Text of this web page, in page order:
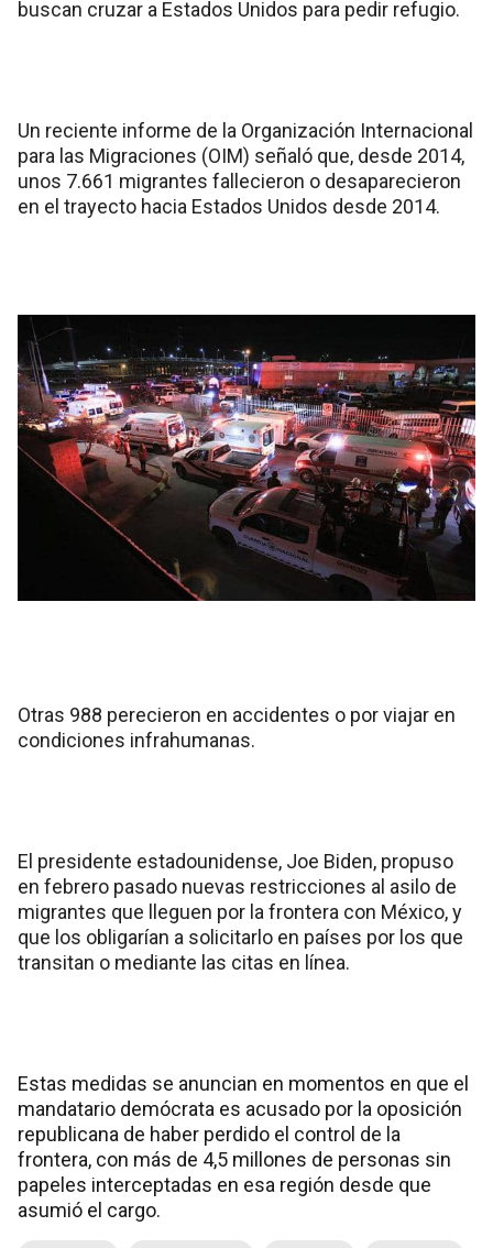
buscan cruzar a Estados Unidos para pedir refugio.
Un reciente informe de la Organización Internacional
para las Migraciones (OIM) señaló que, desde 2014,
unos 7.661 migrantes fallecieron o desaparecieron
en el trayecto hacia Estados Unidos desde 2014.
Otras 988 perecieron en accidentes o por viajar en
condiciones infrahumanas.
El presidente estadounidense, Joe Biden, propuso
en febrero pasado nuevas restricciones al asilo de
migrantes que lleguen por la frontera con México, y
que los obligarían a solicitarlo en países por los que
transitan o mediante las citas en línea.
Estas medidas se anuncian en momentos en que el
mandatario demócrata es acusado por la oposición
republicana de haber perdido el control de la
frontera, con más de 4,5 millones de personas sin
papeles interceptadas en esa región desde que
asumió el cargo.